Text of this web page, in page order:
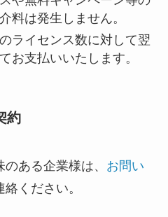
料は発生しません。
ライセンス数に対して翌
お支払いいたします。
約
ある企業様は、 お問い
ください。